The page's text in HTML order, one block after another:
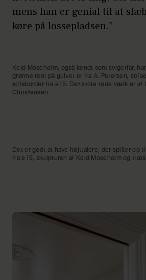
mens han er genial til at
køre på lossepladsen.”
Keld Moseholm, også kendt som svigerfar,
grønne reol på gulvet er fra A. Petersen,
sofabordet fra e15. Det store røde værk er af
Christensen
Det er godt at have højttalere, der spiller op
fra e15, skulpturen af Keld Moseholm og